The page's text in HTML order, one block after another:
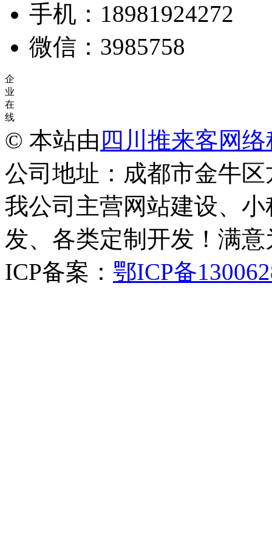
手机：18981924272
微信：3985758
企
业
在
线
© 本站由 四川推来客网
公司地址：成都市金牛
我公司主营网站建设、
发、各类定制开发！满意
ICP备案： 鄂ICP备